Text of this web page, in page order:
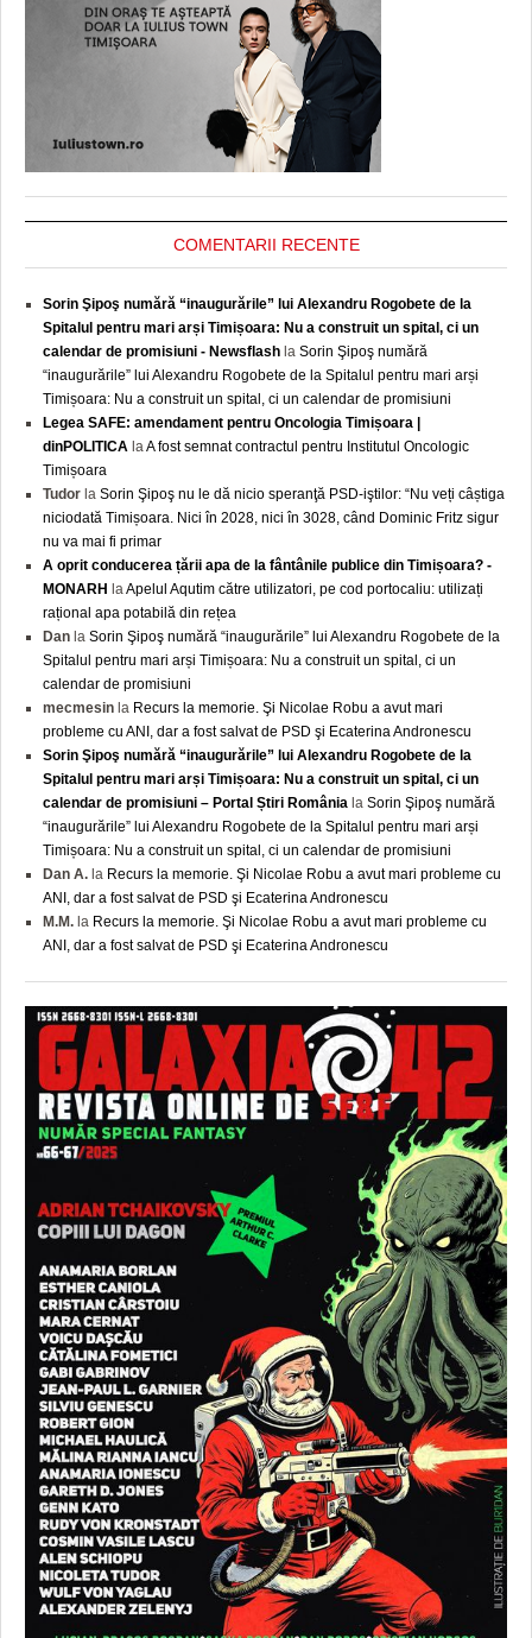
COMENTARII RECENTE
Sorin Şipoş numără “inaugurările” lui Alexandru Rogobete de la
Spitalul pentru mari arși Timișoara: Nu a construit un spital, ci un
calendar de promisiuni - Newsflash la Sorin Şipoş numără
“inaugurările” lui Alexandru Rogobete de la Spitalul pentru mari arși
Timișoara: Nu a construit un spital, ci un calendar de promisiuni
Legea SAFE: amendament pentru Oncologia Timișoara |
dinPOLITICA laA fost semnat contractul pentru Institutul Oncologic
Timișoara
Tudor la Sorin Şipoş nu le dă nicio speranţă PSD-iştilor: “Nu veți câștiga
niciodată Timișoara. Nici în 2028, nici în 3028, când Dominic Fritz sigur
nu va mai fi primar
A oprit conducerea țării apa de la fântânile publice din Timișoara? -
MONARH laApelul Aqutim către utilizatori, pe cod portocaliu: utilizați
rațional apa potabilă din rețea
Dan la Sorin Şipoş numără “inaugurările” lui Alexandru Rogobete de la
Spitalul pentru mari arși Timișoara: Nu a construit un spital, ci un
calendar de promisiuni
mecmesin la Recurs la memorie. Şi Nicolae Robu a avut mari
probleme cu ANI, dar a fost salvat de PSD şi Ecaterina Andronescu
Sorin Şipoş numără “inaugurările” lui Alexandru Rogobete de la
Spitalul pentru mari arși Timișoara: Nu a construit un spital, ci un
calendar de promisiuni – Portal Știri România la Sorin Şipoş numără
“inaugurările” lui Alexandru Rogobete de la Spitalul pentru mari arși
Timișoara: Nu a construit un spital, ci un calendar de promisiuni
Dan A. la Recurs la memorie. Şi Nicolae Robu a avut mari probleme cu
ANI, dar a fost salvat de PSD şi Ecaterina Andronescu
M.M. la Recurs la memorie. Şi Nicolae Robu a avut mari probleme cu
ANI, dar a fost salvat de PSD şi Ecaterina Andronescu